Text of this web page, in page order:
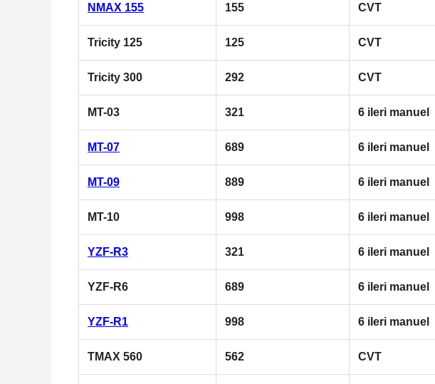
NMAX 155 155 CVT
Tricity 125 125 CVT
Tricity 300 292 CVT
MT-03 321 6 ileri manuel
MT-07 689 6 ileri manuel
MT-09 889 6 ileri manuel
MT-10 998 6 ileri manuel
YZF-R3 321 6 ileri manuel
YZF-R6 689 6 ileri manuel
YZF-R1 998 6 ileri manuel
TMAX 560 562 CVT